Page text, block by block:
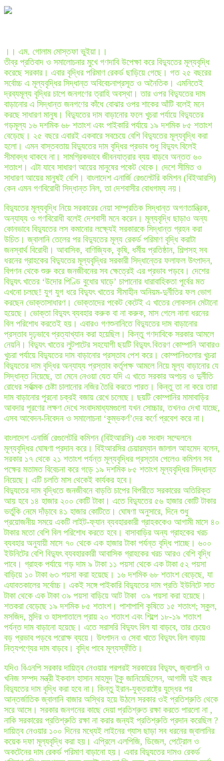
।। এম. গোলাম মোস্তফা ভুইয়া।।
তীব্র প্রতিবাদ ও সমালোচনার মুখে গণদাবি উপেক্ষা করে বিদ্যুতের মূল্যবৃদ্ধি
করেছে সরকার। এবার বৃদ্ধির পরিমাণ রেকর্ড ছাড়িয়ে গেছে। গত ২৫ বছরের
সর্বোচ্চ এ মূল্যবৃদ্ধির সিদ্ধান্ত অবিবেচনাপ্রসূত ও অনৈতিক। এমনিতেই
দ্রব্যমূল্য বৃদ্ধির চাপে জনগণের ত্রাহি অবস্থা। তার ওপর বিদ্যুতের দাম
বাড়ানোর এ সিদ্ধান্ত জনগণের কাঁধে বোঝার ওপর শাকের আঁটি বলেই মনে
করছে সাধারণ মানুষ। বিদ্যুতের দাম বাড়ানোর ফলে খুচরা পর্যায়ে বিদ্যুতের
গড়মূল্য ১৬ দশমিক ৬৮ শতাংশ এবং পাইকারি পর্যায়ে ১৯ দশমিক ৮৫ শতাংশ
বেড়েছে। ২৫ বছরে এবারই একবারে সবচেয়ে বেশি বিদ্যুতের মূল্যবৃদ্ধি করা
হলো। এমন বাস্তবতায় বিদ্যুতের দাম বৃদ্ধির প্রভাব শুধু বিদ্যুৎ বিলেই
সীমাবদ্ধ থাকবে না। সামগ্রিকভাবে জীবনযাত্রার ব্যয় বাড়বে অন্তত ৬০
শতাংশ। এটা যাবে সাধারণ আয়ের মানুষের পকেট থেকে। দেশে সীমিত ও
সাধারণ আয়ের মানুষই বেশি। বাংলাদেশ এনার্জি রেগুলেটরি কমিশন (বিইআরসি)
কেন এমন গণবিরোধী সিদ্ধান্ত নিল, তা দেশবাসীর বোধগম্য নয়।
বিদ্যুতের মূল্যবৃদ্ধি নিয়ে সরকারের নেয়া সাম্প্রতিক সিদ্ধান্ত অগণতান্ত্রিক,
অন্যায্য ও গণবিরোধী বলেই দেশবাসী মনে করেন। মূল্যবৃদ্ধি ছাড়াও অন্য
কোনভাবে বিদ্যুতের লস কমানোর লক্ষ্যেই সরকারকে সিদ্ধান্ত গ্রহন করা
উচিত। জ্বালানি তেলের পর বিদ্যুতের মূল্য রেকর্ড পরিমাণ বৃদ্ধি করাটা
জনস্বার্থ বিরোধী। আবাসিক, বাণিজ্যিক, কৃষি, ধর্মীয় প্রতিষ্ঠান, শিল্পসহ সব
ধরনের গ্রাহকের বিদ্যুতের মূল্যবৃদ্ধির সরকারী সিদ্ধান্তের ফলাফল উৎপাদন,
বিপণন থেকে শুরু করে জনজীবনের সব ক্ষেত্রেই এর প্রভাব পড়বে। দেশের
বিদ্যুৎ খাতের ‘উদোর পিণ্ডি বুধোর ঘাড়ে’ চাপানোর ধারাবাহিকতা পূর্বের মত
এখনো চলছে! যুগ যুগ ধরে বিদ্যুৎ খাতের সীমাহীন অনিয়ম-দুর্নীতির ফল ভোগ
করছেন ভোক্তাসাধারণ। ভোক্তাদের পকেট কেটেই এ খাতের লোকসান মেটানো
হয়েছে। ভোক্তা বিদ্যুৎ ব্যবহার করুক বা না করুক, মাস গেলে নানা ধরনের
বিল পরিশোধ করতেই হয়। এবারও গণশুনানিতে বিদ্যুতের দাম বাড়ানোর
প্রস্তাব দৃঢ়ভাবে প্রত্যাখ্যান করা হয়েছিল। কিন্তু গণদাবিকে সরকার আমলে
নেয়নি। বিদ্যুৎ খাতের লুটপাটের সহযোগী ছয়টি বিদ্যুৎ বিতরণ কোম্পানি আবারও
খুচরা পর্যায়ে বিদ্যুতের দাম বাড়ানোর প্রস্তাব পেশ করে। কোম্পানিগুলোর খুচরা
বিদ্যুতের দাম বৃদ্ধির অন্যায্য প্রস্তাব কর্তৃপক্ষ আমলে নিয়ে মূল্য বাড়ানোর যে
সিদ্ধান্ত নিয়েছে, তা মেনে নেওয়া যেত যদি এ খাতে সরকার অপচয় ও দুর্নীতি
রোধের সর্বাত্মক চেষ্টা চালানোর নজির তৈরি করতে পারত। কিন্তু তা না করে তারা
দাম বাড়ানোর পুরনো চক্রই বজায় রেখে চলেছে। ছয়টি কোম্পানির মামাবাড়ির
আবদার পূরণের লক্ষণ দেখে সংবাদমাধ্যমগুলো যখন সোচ্চার, তখনও দেখা যাচ্ছে,
এসব আবেদন-নিবেদন ও সমালোচনা ‘কুম্ভকর্ণ’দের কর্ণে প্রবেশ করে না।
বাংলাদেশ এনার্জি রেগুলেটরি কমিশন (বিইআরসি) এক সংবাদ সম্মেলনে
মূল্যবৃদ্ধির ঘোষণা প্রদান করে। বিইআরসির চেয়ারম্যান জালাল আহমেদ বলেন,
সরকার ১৭ থেকে ২১ শতাংশ পর্যন্ত মূল্যবৃদ্ধির প্রস্তাব পেলেও কমিশন সব
পক্ষের মতামত বিবেচনা করে গড়ে ১৯ দশমিক ৮৫ শতাংশ মূল্যবৃদ্ধির সিদ্ধান্ত
নিয়েছে। এটি চলতি মাস থেকেই কার্যকর হবে।
বিদ্যুতের দাম বৃদ্ধিতে জনজীবনে বাড়তি চাপের বিপরীতে সরকারের অতিরিক্ত
আয় হবে ১৪ হাজার ২০০ কোটি টাকা। এতে বিদ্যুতের ৫৬ হাজার কোটি টাকার
ভর্তুকি নেমে দাঁড়াবে ৪১ হাজার কোটিতে। ঘোষণা অনুসারে, দিনে শুধু
প্রয়োজনীয় সময়ে একটি লাইট-ফ্যান ব্যবহারকারী গ্রাহককেও আগামী মাসে ৪০
টাকার মতো বেশি বিল পরিশোধ করতে হবে। বাসাবাড়ির অন্য গ্রাহকের খরচ
ব্যবহার অনুযায়ী মাসে ৭০ থেকে এক হাজার টাকা পর্যন্ত বৃদ্ধি পাচ্ছে। ৬০০
ইউনিটের বেশি বিদ্যুৎ ব্যবহারকারী আবাসিক গ্রাহকের খরচ আরও বেশি বৃদ্ধি
পাবে। গ্রাহক পর্যায়ে গড় দাম ৯ টাকা ১১ পয়সা থেকে এক টাকা ৫২ পয়সা
বাড়িয়ে ১০ টাকা ৬৩ পয়সা করা হয়েছে। ১৬ দশমিক ৬৮ শতাংশ বেড়েছে, যা
এযাবতকালের সর্বোচ্চ। একই সঙ্গে পাইকারি বিদ্যুতের দাম প্রতি ইউনিটে সাত
টাকা থেকে এক টাকা ৩৯ পয়সা বাড়িয়ে আট টাকা ৩৯ পয়সা করা হয়েছে।
শতকরা বেড়েছে ১৯ দশমিক ৮৫ শতাংশ। পাশাপাশি কৃষিতে ১৫ শতাংশ; স্কুল,
মসজিদ, মন্দির ও হাসপাতালে প্রায় ২০ শতাংশ এবং শিল্পে ১৮-১৯ শতাংশ
পর্যন্ত দাম বাড়ানো হয়েছে। এতে সরাসরি বিদ্যুৎ বিল যা বাড়বে, তার চেয়েও
বড় প্রভাব পড়বে পরোক্ষ ব্যয়ে। উৎপাদন ও সেবা খাতে বিদ্যুৎ বিল বাড়ায়
নিত্যপণ্যের দাম বাড়বে। বৃদ্ধি পাবে মূল্যস্ফীতি।
যদিও বিএনপি সরকার দায়িত্ব নেওয়ার পরপরই সরকারের বিদ্যুৎ, জ্বালানি ও
খনিজ সম্পদ মন্ত্রী ইকবাল হাসান মাহমুদ টুকু জানিয়েছিলেন, আগামী দুই বছর
বিদ্যুতের দাম বৃদ্ধি করা হবে না। কিন্তু ইরান-যুক্তরাষ্ট্রে যুদ্ধের পর
আন্তর্জাতিক জ্বালানি বাজার অস্থির হয়ে উঠলে সরকার ওই প্রতিশ্রুতি থেকে
সরে আসে। সরকার জনগনের কাছে দেয়া প্রতিশ্রুত রক্ষা করতে পারলো না ,
নাকি সরকারের প্রতিশ্রুতি রক্ষা না করার জন্যই প্রতিশ্রুতি প্রদান করেছিল ?
দায়িত্ব নেওয়ার ১০০ দিনের মধ্যেই লাইনের গ্যাস ছাড়া সব ধরনের জ্বালানির
কয়েক দফা মূল্যবৃদ্ধি করা হয়। এপ্রিলে এলপিজি, ডিজেল, পেট্রোল ও
অকটেনের দাম রেকর্ড পরিমাণ বাড়ানো হয়। এবার বিদ্যুতের দামও রেকর্ড